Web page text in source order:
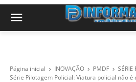
Página inicial INOVAÇÃO PMDF
SÉRIE
Série Pilotagem Policial: Viatura policial não é